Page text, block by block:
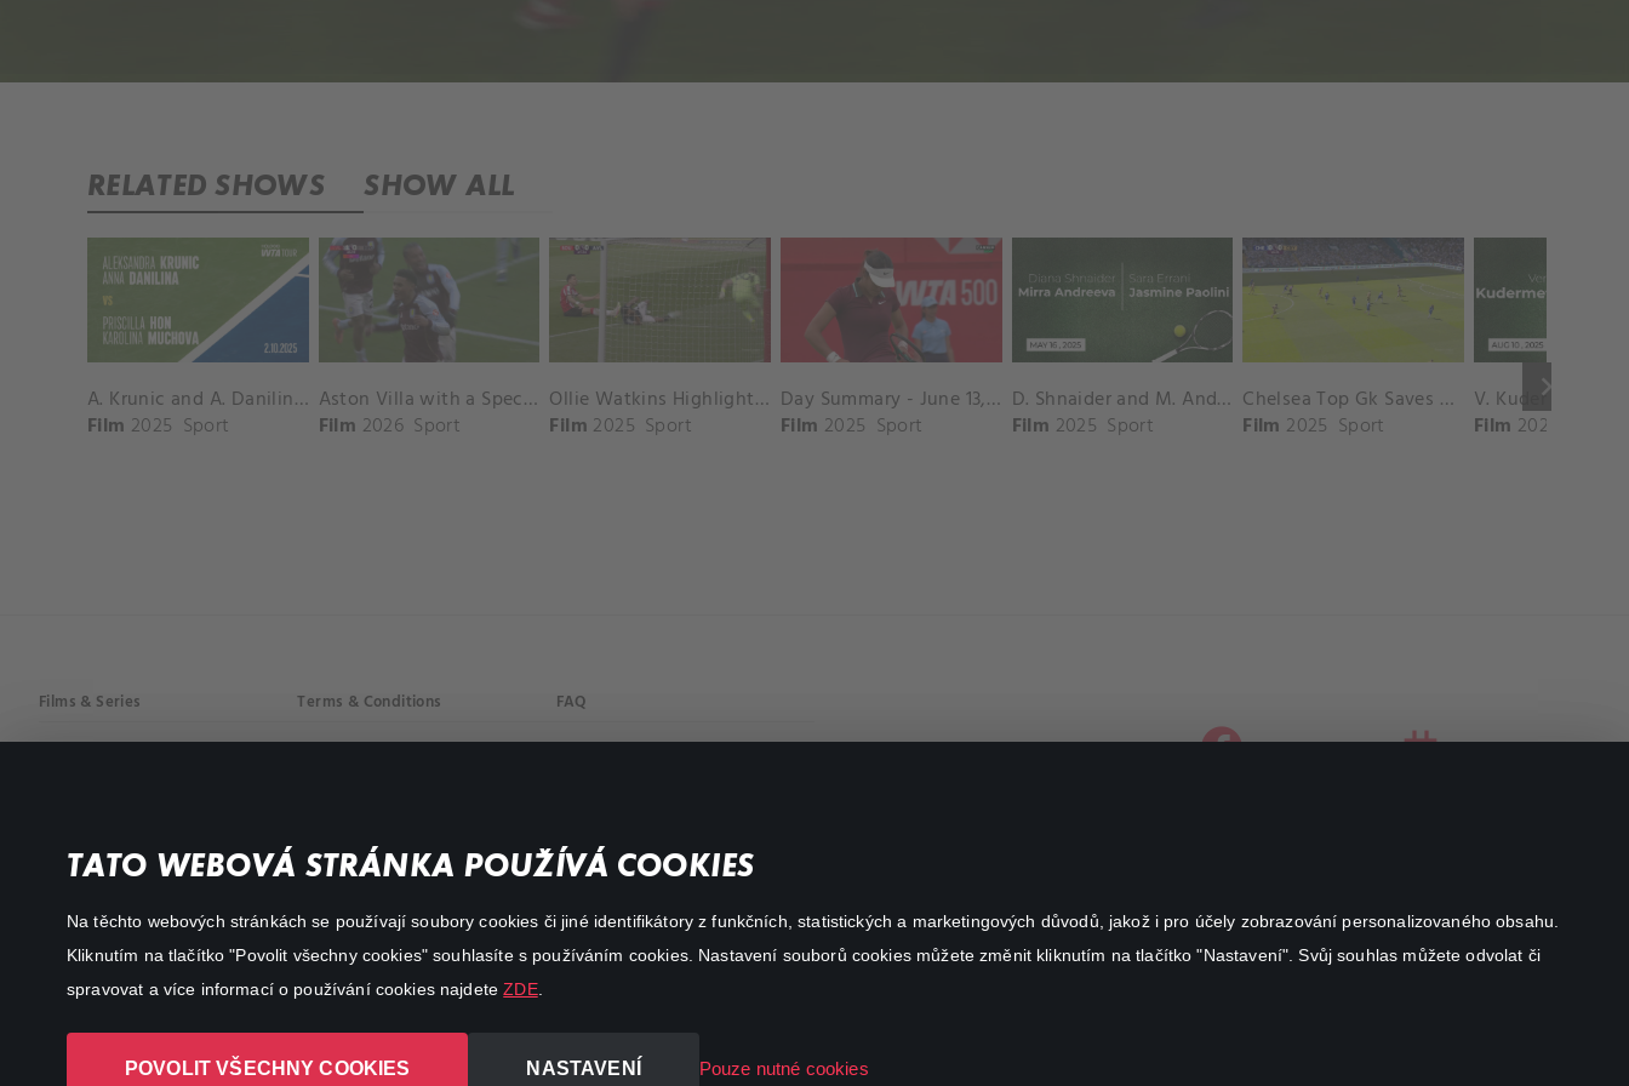
TATO WEBOVÁ STRÁNKA POUŽÍVÁ COOKIES
Na těchto webových stránkách se používají soubory cookies či jiné identifikátory z funkčních, statistických a marketingových důvodů, jakož i pro účely zobrazování personalizovaného obsahu.
Kliknutím na tlačítko "Povolit všechny cookies" souhlasíte s používáním cookies. Nastavení souborů cookies můžete změnit kliknutím na tlačítko "Nastavení". Svůj souhlas můžete odvolat či
spravovat a více informací o používání cookies najdeteZDE.
POVOLIT VŠECHNY COOKIES NASTAVENÍ Pouze nutné cookies
RELATED SHOWS SHOW ALL
keyboard_arrow_right
A. Krunic and A. Danilina vs. P. Hon and K. Muchova Match Highlights - BEIJING_Capital Group Diamond ( October 02, 2025)
Film 2025 Sport
Aston Villa with a Spectacular Goal vs. Nottingham Forest
Film 2026 Sport
Ollie Watkins Highlights vs. Southampton
Film 2025 Sport
Day Summary - June 13, 2025
Film 2025 Sport
D. Shnaider and M. Andreeva vs. S. Errani and J. Paolini Match Highlights - ROME_Campo Centrale ( May 16, 2025)
Film 2025 Sport
Chelsea Top Gk Saves vs. Crystal Palace
Film 2025 Sport Film 2025
Films & Series
Action
Terms & Conditions FAQ
facebookinstagram
Canal+ Luxembourg S. à r.l. se sídlem Rue Albert Borschette 4,